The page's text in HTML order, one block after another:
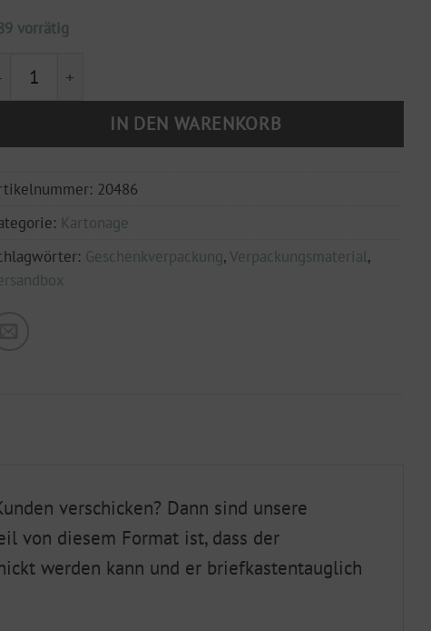
vorrätig
260x180x50 mm DIN A5 "Plus" weiß Menge
IN DEN WARENKORB
20486
Kartonage
Geschenkverpackung,Verpackungsmaterial,
verschicken? Dann sind unsere
von diesem Format ist, dass der
werden kann und er briefkastentauglich